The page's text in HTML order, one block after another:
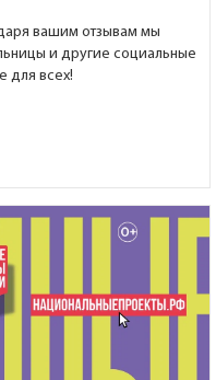
вашим отзывам мы
и другие социальные
для всех!